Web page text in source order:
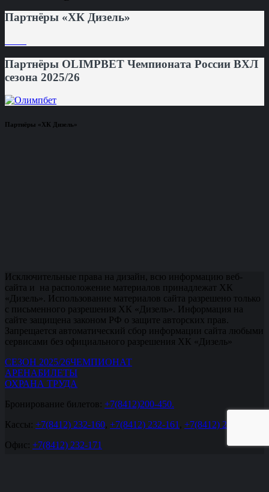
Партнёры «ХК Дизель»
Партнёры OLIMPBET Чемпионата России ВХЛ
сезона 2025/26
Партнёры «ХК Дизель»
Исключительные права на дизайн, всю информацию веб-
сайта и на расположение материалов принадлежат ХК
«Дизель». Использование материалов сайта разрешено только
с письменного разрешения ХК «Дизель». Информация на
сайте защищена законом РФ о защите авторских прав.
Запрещается автоматический сбор информации сайта любыми
сервисами без официального разрешения ХК «Дизель»
СЕЗОН 2025/26ЧЕМПИОНАТ
АРЕНАБИЛЕТЫ
ОХРАНА ТРУДА
Бронирование билетов: +7(8412)200-450.
Кассы: +7(8412) 232-160, +7(8412) 232-161 , +7(8412) 232-162
Офис: +7(8412) 232-171